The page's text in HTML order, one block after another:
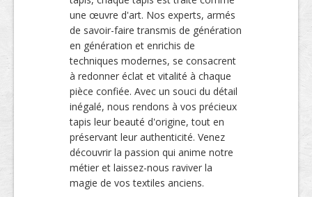
une œuvre d'art. Nos experts, armés
de savoir-faire transmis de génération
en génération et enrichis de
techniques modernes, se consacrent
à redonner éclat et vitalité à chaque
pièce confiée. Avec un souci du détail
inégalé, nous rendons à vos précieux
tapis leur beauté d'origine, tout en
préservant leur authenticité. Venez
découvrir la passion qui anime notre
métier et laissez-nous raviver la
magie de vos textiles anciens.